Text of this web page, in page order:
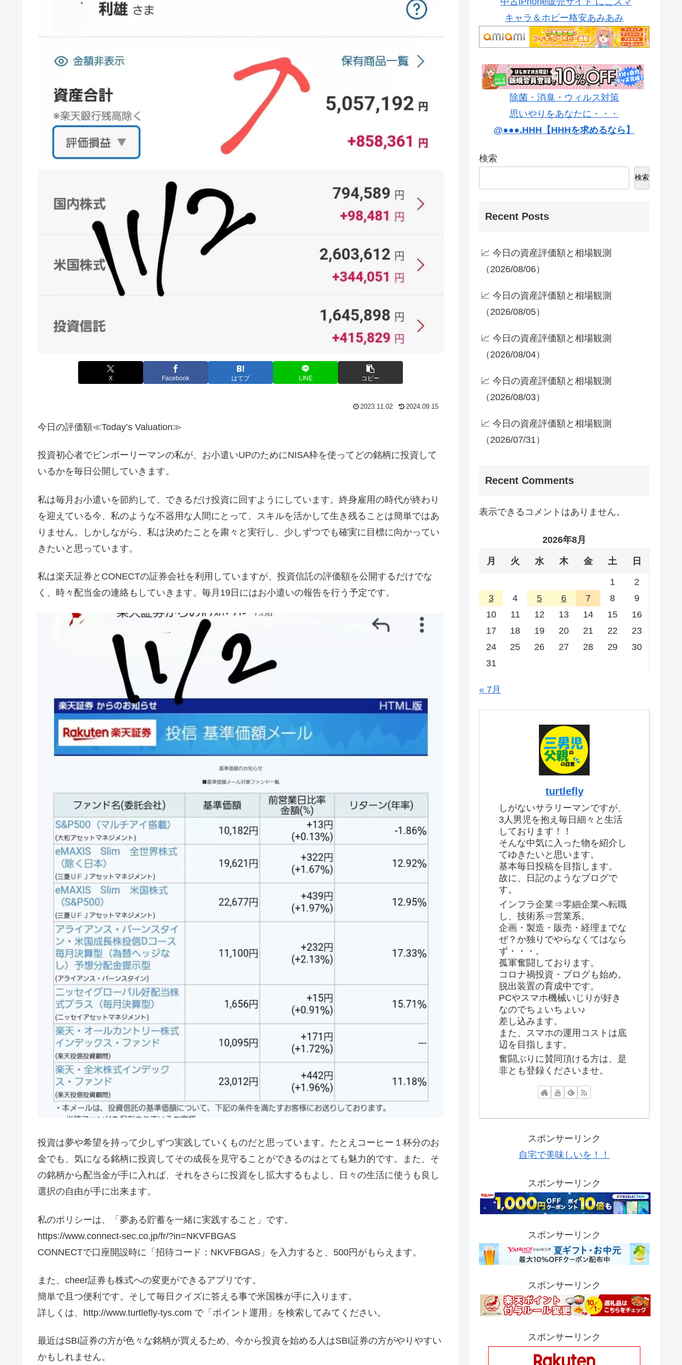
X Facebook はてブ LINE コピー
2023.11.02 2024.09.15
今日の評価額≪Today’s Valuation≫
投資初心者でビンボーリーマンの私が、お小遣いUPのためにNISA枠を使ってどの銘柄に投資して
いるかを毎日公開していきます。
私は毎月お小遣いを節約して、できるだけ投資に回すようにしています。終身雇用の時代が終わり
を迎えている今、私のような不器用な人間にとって、スキルを活かして生き残ることは簡単ではあ
りません。しかしながら、私は決めたことを粛々と実行し、少しずつでも確実に目標に向かってい
きたいと思っています。
私は楽天証券とCONECTの証券会社を利用していますが、投資信託の評価額を公開するだけでな
く、時々配当金の連絡もしていきます。毎月19日にはお小遣いの報告を行う予定です。
投資は夢や希望を持って少しずつ実践していくものだと思っています。たとえコーヒー１杯分のお
金でも、気になる銘柄に投資してその成長を見守ることができるのはとても魅力的です。また、そ
の銘柄から配当金が手に入れば、それをさらに投資をし拡大するもよし、日々の生活に使うも良し
選択の自由が手に出来ます。
私のポリシーは、「夢ある貯蓄を一緒に実践すること」です。
https://www.connect-sec.co.jp/fr/?in=NKVFBGAS
CONNECTで口座開設時に「招待コード：NKVFBGAS」を入力すると、500円がもらえます。
また、cheer証券も株式への変更ができるアプリです。
簡単で且つ便利です。そして毎日クイズに答える事で米国株が手に入ります。
詳しくは、http://www.turtlefly-tys.com で「ポイント運用」を検索してみてください。
最近はSBI証券の方が色々な銘柄が買えるため、今から投資を始める人はSBI証券の方がやりやすい
かもしれません。
キャラ＆ホビー格安あみあみ
除菌・消臭・ウィルス対策
思いやりをあなたに・・・
@●●●.HHH【HHHを求めるなら】
検索
検索
Recent Posts
📈 今日の資産評価額と相場観測
（2026/08/06）
📈 今日の資産評価額と相場観測
（2026/08/05）
📈 今日の資産評価額と相場観測
（2026/08/04）
📈 今日の資産評価額と相場観測
（2026/08/03）
📈 今日の資産評価額と相場観測
（2026/07/31）
Recent Comments
表示できるコメントはありません。
2026年8月
月 火 水 木 金 土 日
1
2
3
4 5 6 7 8
9
10
11 12 13 14 15
16
17
18 19 20 21 22
23
24
25 26 27 28 29
30
31
« 7月
turtlefly
しがないサラリーマンですが、
3人男児を抱え毎日細々と生活
しております！！
そんな中気に入った物を紹介し
てゆきたいと思います。
基本毎日投稿を目指します。
故に、日記のようなブログで
す。
インフラ企業⇒零細企業へ転職
し、技術系⇒営業系。
企画・製造・販売・経理までな
ぜ？か独りでやらなくてはなら
ず・・・。
孤軍奮闘しております。
コロナ禍投資・ブログも始め。
脱出装置の育成中です。
PCやスマホ機械いじりが好き
なのでちょいちょい♪
差し込みます。
また、スマホの運用コストは底
辺を目指します。
奮闘ぶりに賛同頂ける方は、是
非とも登録くださいませ。
スポンサーリンク
自宅で美味しいを！！
スポンサーリンク
スポンサーリンク
スポンサーリンク
スポンサーリンク